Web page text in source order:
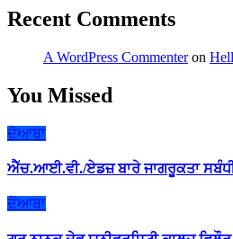
Recent Comments
A WordPress Commenteron
You Missed
ਦੋਆਬਾ
ਐੱਚ.ਆਈ.ਵੀ./ਏਡਜ਼ ਬਾਰੇ ਜਾਗਰੂਕਤਾ
ਦੋਆਬਾ